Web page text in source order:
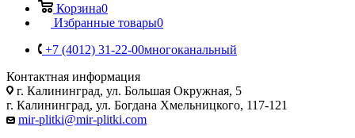
Корзина0
Избранные товары0
+7 (4012) 31-22-00многоканальный
Контактная информация
г. Калининград, ул. Большая Окружная, 5
г. Калининград, ул. Богдана Хмельницкого, 117-121
mir-plitki@mir-plitki.com